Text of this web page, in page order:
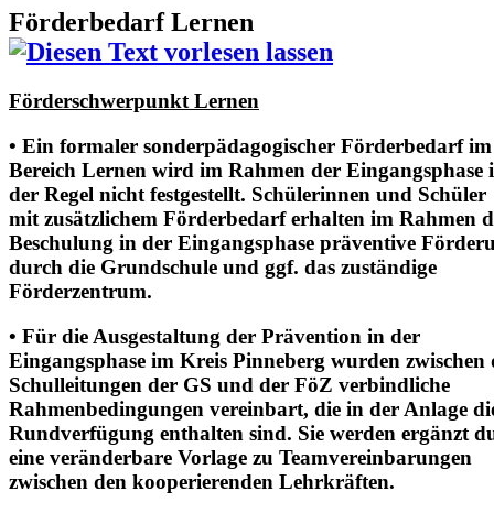
Förderbedarf Lernen
Förderschwerpunkt Lernen
• Ein formaler sonderpädagogischer Förderbedarf im
Bereich Lernen wird im Rahmen der Eingangsphase
der Regel nicht festgestellt. Schülerinnen und Schüler
mit zusätzlichem Förderbedarf erhalten im Rahmen
Beschulung in der Eingangsphase präventive
durch die Grundschule und ggf. das zuständige
Förderzentrum.
• Für die Ausgestaltung der Prävention in der
Eingangsphase im Kreis Pinneberg wurden zwischen
Schulleitungen der GS und der FöZ verbindliche
Rahmenbedingungen vereinbart, die in der Anlage
Rundverfügung enthalten sind. Sie werden ergänzt
eine veränderbare Vorlage zu Teamvereinbarungen
zwischen den kooperierenden Lehrkräften.